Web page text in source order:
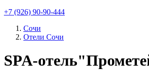
+7 (926) 90-90-444
Сочи
Отели Сочи
SPA-